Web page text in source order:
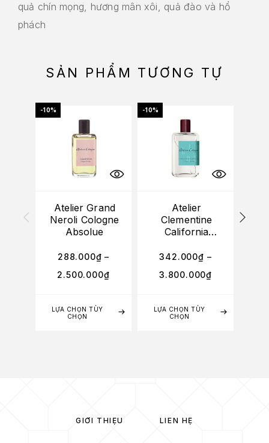
quả chín mọng, hương mân xôi, quả đào và hổ
phách
SẢN PHẨM TƯƠNG TỰ
-10%
LỰA CHỌN TÙY
CHỌN
Atelier Grand
Neroli Cologne
Absolue
288.000₫ –
2.500.000₫
-10%
LỰA CHỌN TÙY
CHỌN
Atelier
Clementine
California
342.000₫ –
3.800.000₫
GIỚI THIỆU LIÊN HỆ